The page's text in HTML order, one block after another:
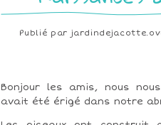
Publié par
Bonjour les amis, nous
avait été érigé dans notre